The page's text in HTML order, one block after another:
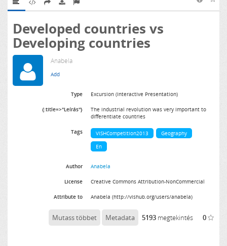
Developed countries vs
Developing countries
Anabela
Type Excursion (Interactive Presentation)
{:title=>"Leírás"}
The industrial revolution was very important to
differentiate countries
Tags ViSHCompetition2013
Geography
En
Author Anabela
License Creative Commons Attribution-NonCommercial
Attribute to Anabela (http://vishub.org/users/anabela)
Mutass többet Metadata 5193 megtekintés 0